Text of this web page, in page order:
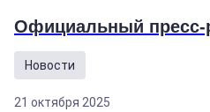
Официальный пресс-
Новости
21 октября 2025